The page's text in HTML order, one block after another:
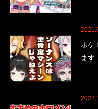
ポケ
ます